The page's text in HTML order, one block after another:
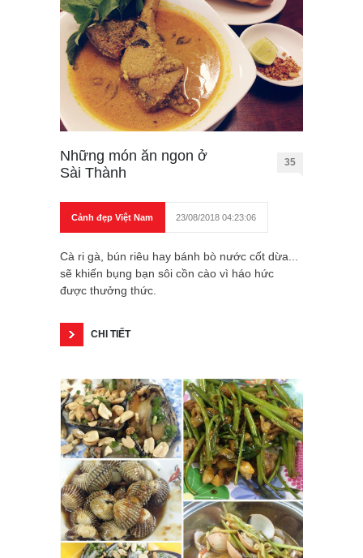
Những món ăn ngon ở
Sài Thành
35
Cảnh đẹp Việt Nam 23/08/2018 04:23:06
Cà ri gà, bún riêu hay bánh bò nước cốt dừa...
sẽ khiến bụng bạn sôi cồn cào vì háo hức
được thưởng thức.
CHI TIẾT